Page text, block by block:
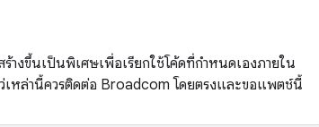
างขึ้นเป็นพิเศษเพื่อเรียกใช้โค้ดที่กำหนดเองภายใน
เหล่านี้ควรติดต่อ Broadcom โดยตรงและขอแพตช์นี้